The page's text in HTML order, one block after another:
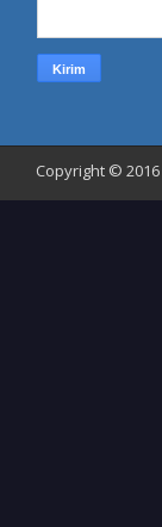
Copyright © 2016